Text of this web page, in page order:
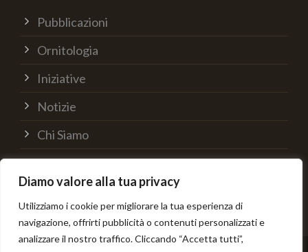
Diamo valore alla tua privacy
Utilizziamo i cookie per migliorare la tua esperienza di
navigazione, offrirti pubblicità o contenuti personalizzati e
analizzare il nostro traffico. Cliccando “Accetta tutti”,
Pubblicazioni
Ornitologia
Iniziative
Notizie
Chi Siamo
Supporta
Contatti